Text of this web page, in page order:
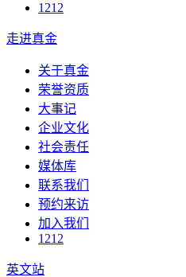
1212
走进真金
关于真金
荣誉资质
大事记
企业文化
社会责任
媒体库
联系我们
预约来访
加入我们
1212
英文站